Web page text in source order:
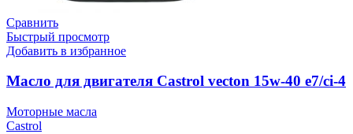
Сравнить
Быстрый просмотр
Добавить в избранное
Масло для двигателя Castrol vecton 15w-40 e7/ci-4
Моторные масла
Castrol